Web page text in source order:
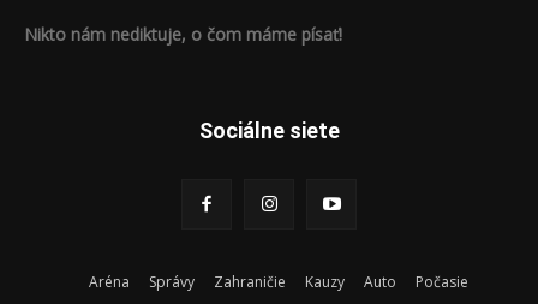
Nikto nám nediktuje, o čom máme písať!
Sociálne siete
Aréna Správy Zahraničie Kauzy Auto Počasie